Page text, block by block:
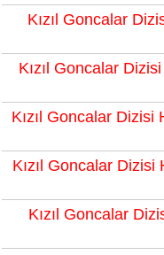
Kızıl Goncalar
Kızıl Goncalar
Kızıl Goncalar
Kızıl Goncalar
Kızıl Goncalar